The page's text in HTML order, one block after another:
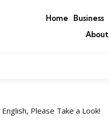
Home Business
About
Please Take a Look!